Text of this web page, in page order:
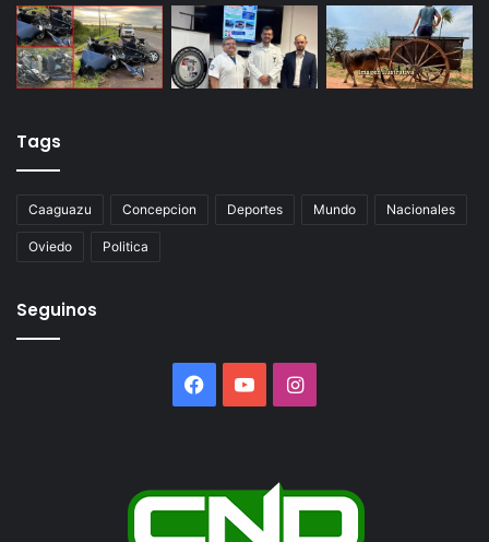
Tags
Caaguazu Concepcion Deportes Mundo Nacionales
Oviedo Politica
Seguinos
Facebook
YouTubeInstagram